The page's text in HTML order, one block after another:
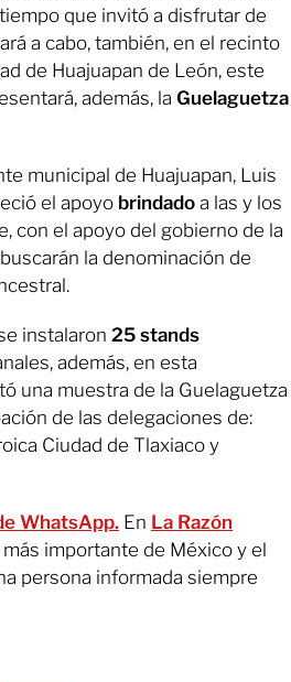
tiempo que invitó a disfrutar de
a cabo, también, en el recinto
de Huajuapan de León, este
además, la Guelaguetza
municipal de Huajuapan, Luis
el apoyo brindado a las y los
con el apoyo del gobierno de la
buscarán la denominación de
instalaron 25 stands
además, en esta
una muestra de la Guelaguetza
de las delegaciones de:
Ciudad de Tlaxiaco y
WhatsApp. En La Razón
importante de México y el
persona informada siempre